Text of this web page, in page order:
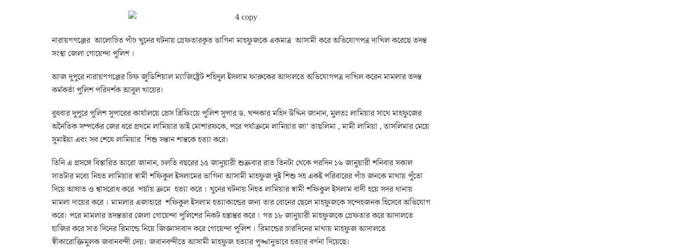
নারায়ণগঞ্জের আলোচিত পাঁচ খুনের ঘটনায় গ্রেফতারকৃত ভাগিনা মাহফুজকে একমাত্র আসামী করে অভিযোগপত্র দাখিল করেছে তদন্ত
সংস্থা জেলা গোয়েন্দা পুলিশ ।
আজ দুপুরে নারায়ণগঞ্জের চিফ জুডিশিয়াল ম্যাজিষ্ট্রেট শহিদুল ইসলাম ফারুকের আদালতে অভিযোগপত্র দাখিল করেন মামলার তদন্ত
কর্মকর্তা পুলিশ পরিদর্শক আবুল খায়ের।
বুধবার দুপুরে পুলিশ সুপারের কার্যালয়ে প্রেস ব্রিফিংয়ে পুলিশ সুপার ড. খন্দকার মহিদ উদ্দিন জানান, মুলতঃ লামিয়ার সাথে মাহফুজের
অনৈতিক সম্পর্কের জের ধরে প্রথমে লামিয়ার ভাই মোশারফকে, পরে পর্যাক্রমে লামিয়ার জা’ তাছলিমা , মামী লামিয়া , তাসলিমার মেয়ে
সুমাইয়া এবং সব শেষে লামিয়ার শিশু সন্তান শান্তকে হত্যা করে।
তিনি এ প্রসঙ্গে বিস্তারিত আরো জানান, চলতি বছরের ১৫ জানুয়ারী শুক্রবার রাত তিনটা থেকে পরদিন ১৬ জানুয়ারী শনিবার সকাল
সাতটার মধ্যে নিহত লামিয়ার স্বামী শফিকুল ইসলামের ভাগিনা আসামী মাহফুজ দুই শিশু সহ একই পরিবারের পাঁচ জনকে মাথায় পুঁতো
দিয়ে আঘাত ও শ্বাসরোধ করে পর্য়ায় ক্রমে হত্যা করে । খুনের ঘটনায় নিহত লামিয়ার স্বামী শফিকুল ইসলাম বাদী হয়ে সদর থানায়
মামলা দায়ের করে । মামলার এজাহারে শফিকুল ইসলাম হত্যাকান্ডের জন্য তার বোনের ছেলে মাহফুজকে সন্দেহজনক হিসেবে অভিযোগ
করে। পরে মামলার তদন্তভার জেলা গোয়েন্দা পুলিশের নিকট হস্তান্তর করে । গত ১৮ জানুয়ারী মাহফুজকে গ্রেফতার করে আদালতে
হাজির করে সাত দিনের রিমান্ডে নিয়ে জিজ্ঞাসাবাদ করে গোয়েন্দা পুলিশ । রিমান্ডের চারদিনের মাথায় মাহফুজ আদালতে
স্বীকারোক্তিমুলক জবানবন্দী দেয়। জবানবন্দীতে আসামী মাহফুজ হত্যার পূঙ্খানুভাবে হত্যার বর্ণনা দিয়েছে।